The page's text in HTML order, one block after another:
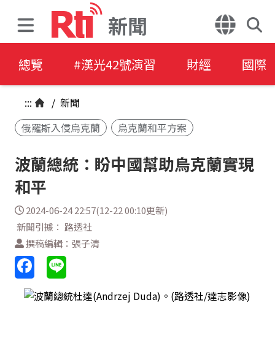
新聞
總覽 #漢光42號演習 財經 國際
::: / 新聞
俄羅斯入侵烏克蘭
烏克蘭和平方案
波蘭總統：盼中國幫助烏克蘭實現
和平
2024-06-24 22:57(12-22 00:10更新)
新聞引據： 路透社
撰稿編輯：張子清